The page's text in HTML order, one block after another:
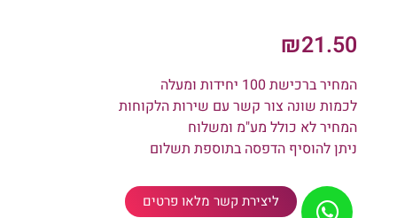
₪21.50
המחיר ברכישת 100 יחידות ומעלה
לכמות שונה צור קשר עם שירות הלקוחות
המחיר לא כולל מע"מ ומשלוח
ניתן להוסיף הדפסה בתוספת תשלום
ליצירת קשר מלאו פרטים